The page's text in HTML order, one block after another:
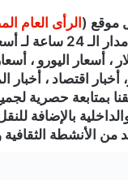
موقع ( الرأى العام
ورصدًا مستمرًّا على
، أسعار اليورو ،
أخبار اقتصاد ، أخبار
بمتابعة حصرية
بالإضافة
من الأنشطة الثقافية